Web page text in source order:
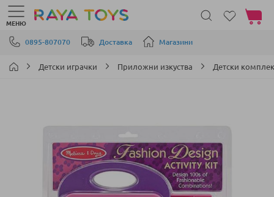
Прескачане към съдържанието
0895-807070 Доставка Магазини
МЕНЮ
Моята
Детски играчки Приложни изкуства Детски
изображенията